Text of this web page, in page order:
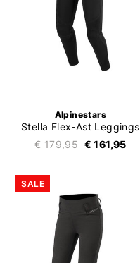
Alpinestars
Stella Flex-Ast Leggings
€ 179,95 € 161,95
SALE